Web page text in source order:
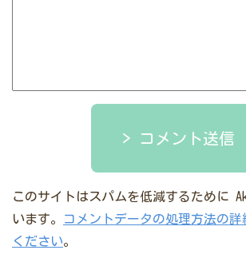
コメント送信
このサイトはスパムを低減するために
います。
コメントデータの処理方法の
ください。